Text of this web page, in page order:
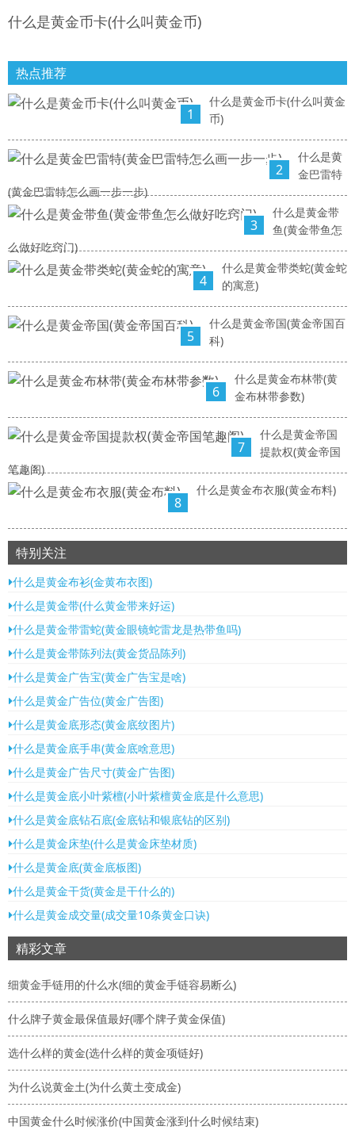
什么是黄金币卡(什么叫黄金币)
热点推荐
1
什么是黄金币卡(什么叫黄金
币)
2
什么是黄
金巴雷特
(黄金巴雷特怎么画一步一步)
3
什么是黄金带
鱼(黄金带鱼怎
么做好吃窍门)
4
什么是黄金带类蛇(黄金蛇
的寓意)
5
什么是黄金帝国(黄金帝国百
科)
6
什么是黄金布林带(黄
金布林带参数)
7
什么是黄金帝国
提款权(黄金帝国
笔趣阁)
8
什么是黄金布衣服(黄金布料)
特别关注
什么是黄金布衫(金黄布衣图)
什么是黄金带(什么黄金带来好运)
什么是黄金带雷蛇(黄金眼镜蛇雷龙是热带鱼吗)
什么是黄金带陈列法(黄金货品陈列)
什么是黄金广告宝(黄金广告宝是啥)
什么是黄金广告位(黄金广告图)
什么是黄金底形态(黄金底纹图片)
什么是黄金底手串(黄金底啥意思)
什么是黄金广告尺寸(黄金广告图)
什么是黄金底小叶紫檀(小叶紫檀黄金底是什么意思)
什么是黄金底钻石底(金底钻和银底钻的区别)
什么是黄金床垫(什么是黄金床垫材质)
什么是黄金底(黄金底板图)
什么是黄金干货(黄金是干什么的)
什么是黄金成交量(成交量10条黄金口诀)
精彩文章
细黄金手链用的什么水(细的黄金手链容易断么)
什么牌子黄金最保值最好(哪个牌子黄金保值)
选什么样的黄金(选什么样的黄金项链好)
为什么说黄金土(为什么黄土变成金)
中国黄金什么时候涨价(中国黄金涨到什么时候结束)